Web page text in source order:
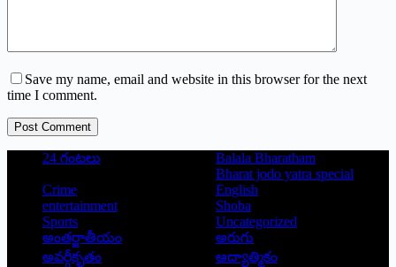
Save my name, email and website in this browser for the next
time I comment.
Post Comment
24 గంటలు
Balala Bharatham
Bharat jodo yatra special
Crime
English
entertainment
Shoba
Sports
Uncategorized
అంతర్జాతీయం
అరుగు
అవర్గీకృతం
ఆద్యాత్మికం